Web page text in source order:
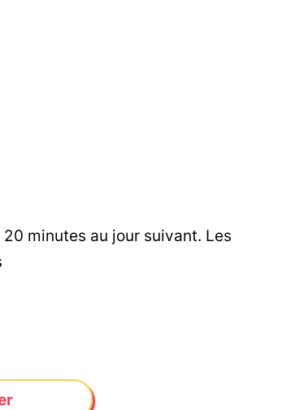
minutes au jour suivant. Les